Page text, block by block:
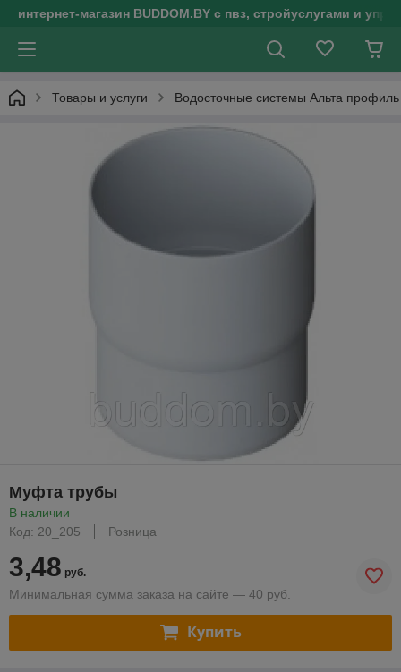
интернет-магазин BUDDOM.BY с пвз, стройуслугами и
Товары и услуги Водосточные системы Альта профиль
Муфта трубы
В наличии
Код: 20_205
Розница
3,48 руб.
Минимальная сумма заказа на сайте — 40 руб.
Купить